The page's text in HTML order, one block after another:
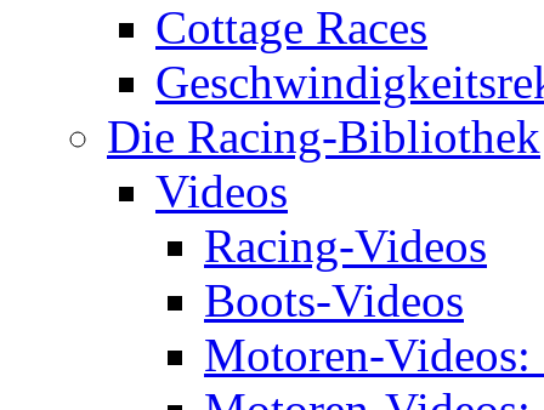
Cottage Races
Die Racing-Bibliothek
Videos
Racing-Videos
Boots-Videos
Motoren-